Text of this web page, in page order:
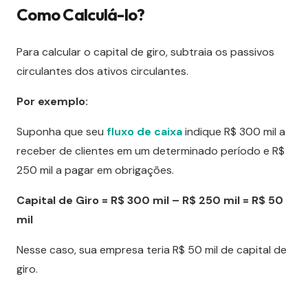
Como Calculá-lo?
Para calcular o capital de giro, subtraia os passivos
circulantes dos ativos circulantes.
Por exemplo:
Suponha que seu fluxo de caixaindique R$ 300 mil a
receber de clientes em um determinado período e R$
250 mil a pagar em obrigações.
Capital de Giro = R$ 300 mil – R$ 250 mil = R$ 50
mil
Nesse caso, sua empresa teria R$ 50 mil de capital de
giro.